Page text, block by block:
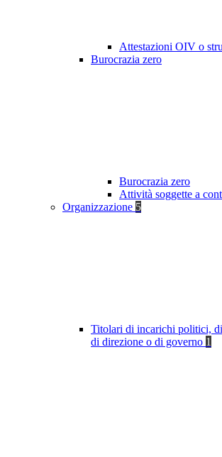
Attestazioni OIV o
Burocrazia zero
Burocrazia zero
Attività soggette a
Organizzazione 5
Titolari di incarichi politici,
di direzione o di governo 1